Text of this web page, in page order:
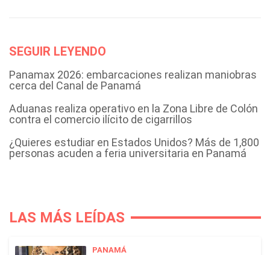
SEGUIR LEYENDO
Panamax 2026: embarcaciones realizan maniobras
cerca del Canal de Panamá
Aduanas realiza operativo en la Zona Libre de Colón
contra el comercio ilícito de cigarrillos
¿Quieres estudiar en Estados Unidos? Más de 1,800
personas acuden a feria universitaria en Panamá
LAS MÁS LEÍDAS
PANAMÁ